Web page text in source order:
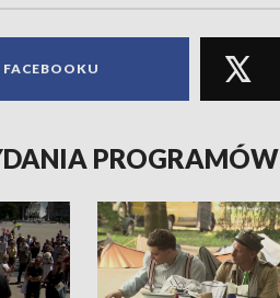
PROGRAMÓW